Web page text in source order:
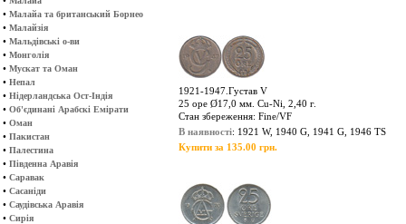
• Малайа та британський Борнео
• Малайзія
• Мальдівські о-ви
• Монголія
• Мускат та Оман
• Непал
• Нідерландська Ост-Індія
• Об'єдинані Арабскі Емірати
• Оман
• Пакистан
• Палестина
• Південна Аравія
• Саравак
• Сасаніди
• Саудівська Аравія
• Сирія
1921-1947.Густав V
25 оре Ø17,0 мм. Cu-Ni, 2,40 г.
Стан збереження: Fine/VF
В наявності: 1921 W, 1940 G, 1941 G, 1946 TS
Купити за 135.00 грн.